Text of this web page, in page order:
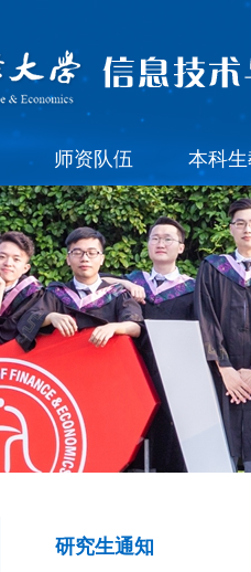
师资队伍 本科
研究生通知